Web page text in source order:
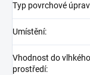
Typ povrchové
Umístění:
Vhodnost do vlhkého
prostředí: